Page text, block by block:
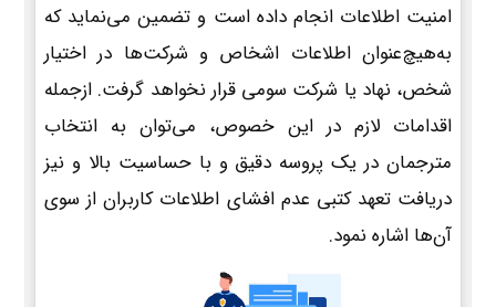
امنیت اطلاعات انجام داده است و تضمین می‌نماید که
به‌هیچ‌عنوان اطلاعات اشخاص و شرکت‌ها در اختیار
شخص، نهاد یا شرکت سومی قرار نخواهد گرفت. ازجمله
اقدامات لازم در این خصوص، می‌توان به انتخاب
مترجمان در یک پروسه دقیق و با حساسیت بالا و نیز
دریافت تعهد کتبی عدم افشای اطلاعات کاربران از سوی
آن‌ها اشاره نمود.